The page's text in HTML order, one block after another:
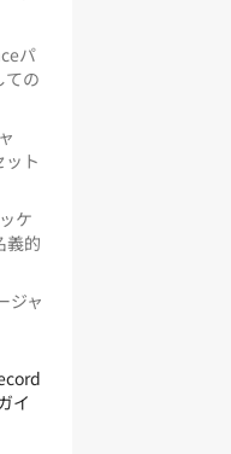
パ
ての
ット
ケ
義的
ジャ
イ